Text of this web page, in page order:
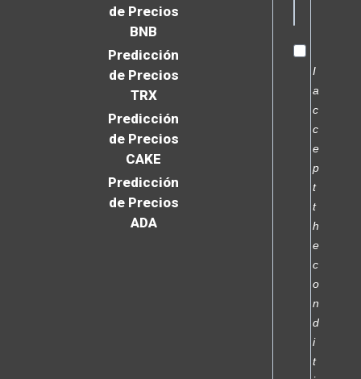
de Precios
BNB
Predicción
de Precios
TRX
Predicción
de Precios
CAKE
Predicción
de Precios
ADA
I
a
c
c
e
p
t
t
h
e
c
o
n
d
i
t